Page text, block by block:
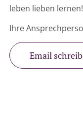
leben lieben lernen!
Ihre
Email